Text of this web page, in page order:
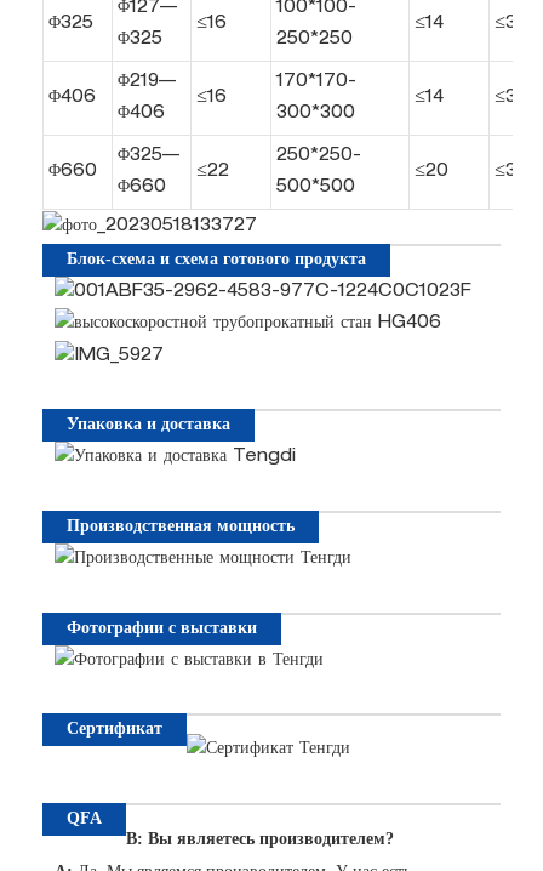
Φ325
Φ127—
Φ325
≤16
100*100-
250*250
≤14 ≤35
Φ406
Φ219—
Φ406
≤16
170*170-
300*300
≤14 ≤30
Φ660
Φ325—
Φ660
≤22
250*250-
500*500
≤20 ≤30
Блок-схема и схема готового продукта
Упаковка и доставка
Производственная мощность
Фотографии с выставки
Сертификат
QFA
В: Вы являетесь производителем?